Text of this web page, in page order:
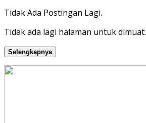
Tidak Ada Postingan Lagi.
Tidak ada lagi halaman untuk dimuat.
Selengkapnya